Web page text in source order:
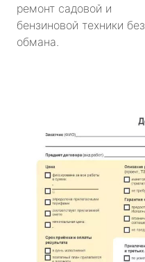
ремонт садовой и
бензиновой техники без
обмана.